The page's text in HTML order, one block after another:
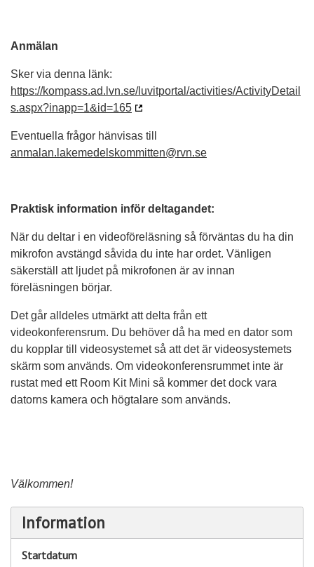
Anmälan
Sker via denna länk:
https://kompass.ad.lvn.se/luvitportal/activities/ActivityDetail
s.aspx?inapp=1&id=165
Eventuella frågor hänvisas till
anmalan.lakemedelskommitten@rvn.se
Praktisk information inför deltagandet:
När du deltar i en videoföreläsning så förväntas du ha din
mikrofon avstängd såvida du inte har ordet. Vänligen
säkerställ att ljudet på mikrofonen är av innan
föreläsningen börjar.
Det går alldeles utmärkt att delta från ett
videokonferensrum. Du behöver då ha med en dator som
du kopplar till videosystemet så att det är videosystemets
skärm som används. Om videokonferensrummet inte är
rustat med ett Room Kit Mini så kommer det dock vara
datorns kamera och högtalare som används.
Välkommen!
Information
Startdatum